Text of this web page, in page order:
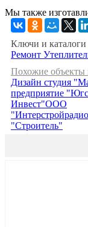
Мы также
Ключи и каталоги
Ремонт
Похожие объекты
Дизайн студия
предприятие
Инвест"ООО
"Строитель"